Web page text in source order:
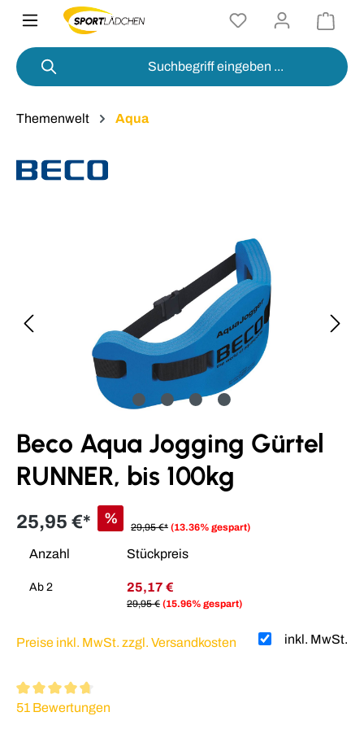
springen
Themenwelt Aqua
Beco Aqua Jogging Gürtel
RUNNER, bis 100kg
25,95 €* %
29,95 €* (13.36% gespart)
Anzahl Stückpreis
Ab 2 25,17 €
29,95 € (15.96% gespart)
inkl. MwSt.
Preise inkl. MwSt. zzgl. Versandkosten
Durchschnittliche Bewertung von 4.86 von 5 Sternen
51 Bewertungen